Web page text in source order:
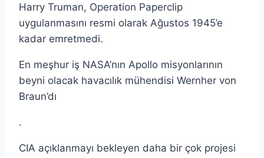
Harry Truman, Operation Paperclip
uygulanmasını resmi olarak Ağustos 1945’e
kadar emretmedi.
En meşhur iş NASA’nın Apollo misyonlarının
beyni olacak havacılık mühendisi Wernher von
Braun’dı
.
CIA açıklanmayı bekleyen daha bir çok projesi